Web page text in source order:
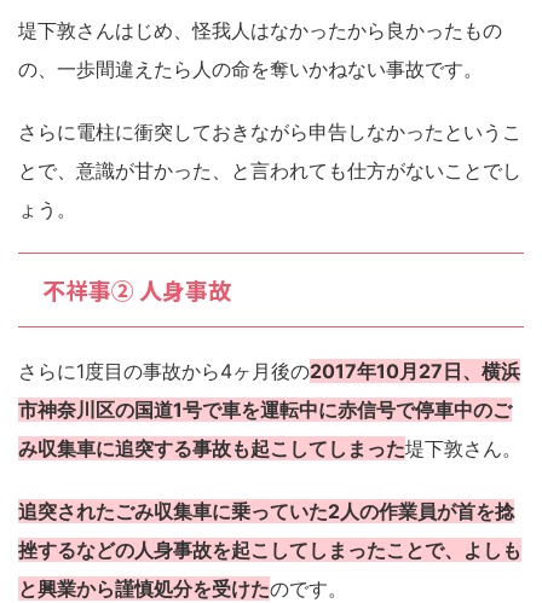
堤下敦さんはじめ、怪我人はなかったから良かったもの
の、一歩間違えたら人の命を奪いかねない事故です。
さらに電柱に衝突しておきながら申告しなかったというこ
とで、意識が甘かった、と言われても仕方がないことでし
ょう。
不祥事② 人身事故
さらに1度目の事故から4ヶ月後の2017年10月27日、横浜
市神奈川区の国道1号で車を運転中に赤信号で停車中のご
み収集車に追突する事故も起こしてしまった堤下敦さん。
追突されたごみ収集車に乗っていた2人の作業員が首を捻
挫するなどの人身事故を起こしてしまったことで、よしも
と興業から謹慎処分を受けたのです。